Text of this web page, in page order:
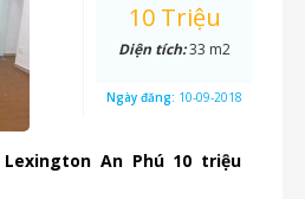
An Phú 10 triệu
10 Triệu
Diện tích:33 m2
Ngày đăng: 10-09-2018